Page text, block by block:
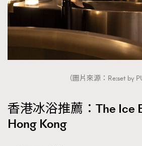
（圖片來源：Re:set by
香港冰浴推薦：The Ice
Hong Kong